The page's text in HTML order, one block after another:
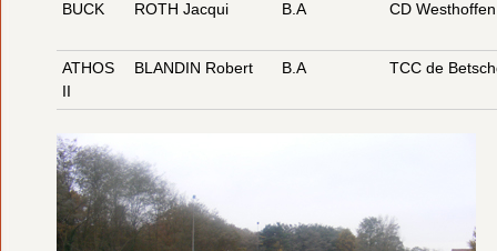
BUCK ROTH Jacqui B.A CD Westhoffen
ATHOS
II
BLANDIN Robert B.A TCC de